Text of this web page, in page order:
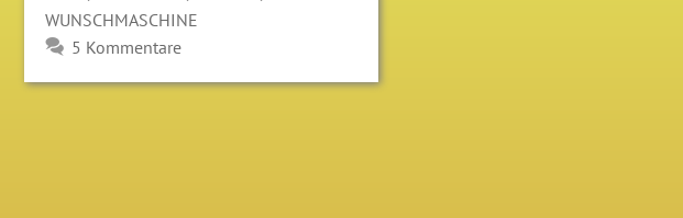
WUNSCHMASCHINE
5 Kommentare